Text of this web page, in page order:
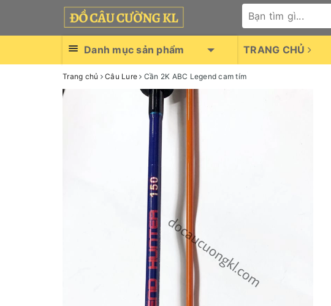
Danh mục sản phẩm TRANG CHỦ
Trang chủ Câu Lure Cần 2K ABC Legend cam tím